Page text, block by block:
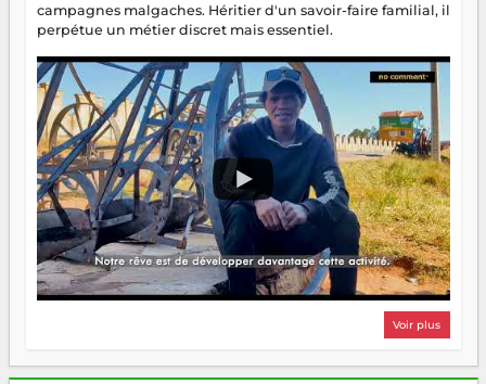
campagnes malgaches. Héritier d'un savoir-faire familial, il
perpétue un métier discret mais essentiel.
Voir plus